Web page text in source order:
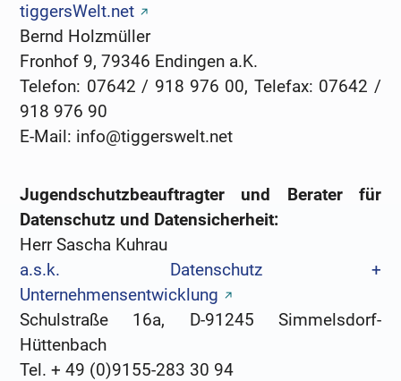
tiggersWelt.net
Bernd Holzmüller
Fronhof 9, 79346 Endingen a.K.
Telefon: 07642 / 918 976 00, Telefax: 07642 /
918 976 90
E-Mail: info@tiggerswelt.net
Jugendschutzbeauftragter und Berater für
Datenschutz und Datensicherheit:
Herr Sascha Kuhrau
a.s.k. Datenschutz +
Unternehmensentwicklung
Schulstraße 16a, D-91245 Simmelsdorf-
Hüttenbach
Tel. + 49 (0)9155-283 30 94